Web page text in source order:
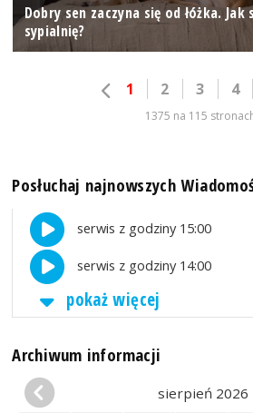
Dobry sen zaczyna się od łóżka.
sypialnię?
1 2 3 4
1375 na 115
Posłuchaj najnowszych
serwis z godziny 15:00
serwis z godziny 14:00
pokaż więcej
Archiwum informacji
sierpień 2026